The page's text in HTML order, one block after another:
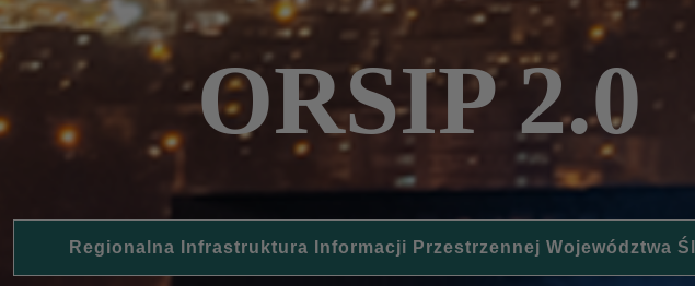
ORSIP 2.0
Regionalna Infrastruktura Informacji Przestrzennej Województwa